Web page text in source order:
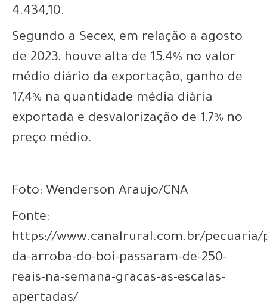
4.434,10.
Segundo a Secex, em relação a agosto
de 2023, houve alta de 15,4% no valor
médio diário da exportação, ganho de
17,4% na quantidade média diária
exportada e desvalorização de 1,7% no
preço médio.
Foto: Wenderson Araujo/CNA
Fonte:
https://www.canalrural.com.br/pecuaria/
da-arroba-do-boi-passaram-de-250-
reais-na-semana-gracas-as-escalas-
apertadas/